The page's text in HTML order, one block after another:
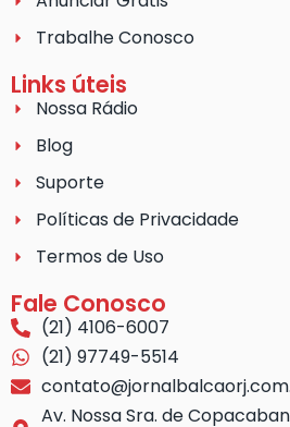
Trabalhe Conosco
Links úteis
Nossa Rádio
Blog
Suporte
Políticas de Privacidade
Termos de Uso
Fale Conosco
(21) 4106-6007
(21) 97749-5514
Av. Nossa Sra. de